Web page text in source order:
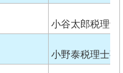
小谷太郎税理士
小野泰税理士事